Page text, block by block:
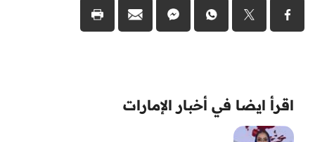
اقرأ ايضا في أخبار الإمارات